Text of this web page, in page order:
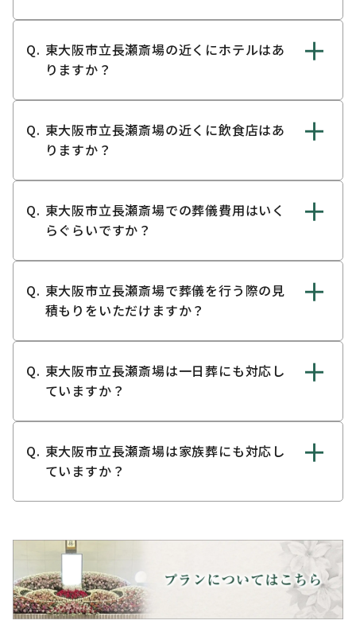
東大阪市立長瀬斎場の近くにホテルはあ
りますか？
東大阪市立長瀬斎場の近くに飲食店はあ
りますか？
東大阪市立長瀬斎場での葬儀費用はいく
らぐらいですか？
東大阪市立長瀬斎場で葬儀を行う際の見
積もりをいただけますか？
東大阪市立長瀬斎場は一日葬にも対応し
ていますか？
東大阪市立長瀬斎場は家族葬にも対応し
ていますか？